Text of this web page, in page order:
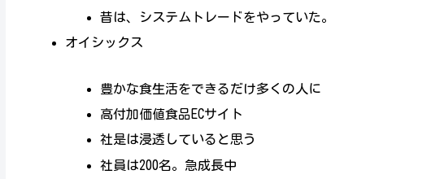
昔は、システムトレードをやっていた。
オイシックス
豊かな食生活をできるだけ多くの人に
高付加価値食品ECサイト
社是は浸透していると思う
社員は200名。急成長中